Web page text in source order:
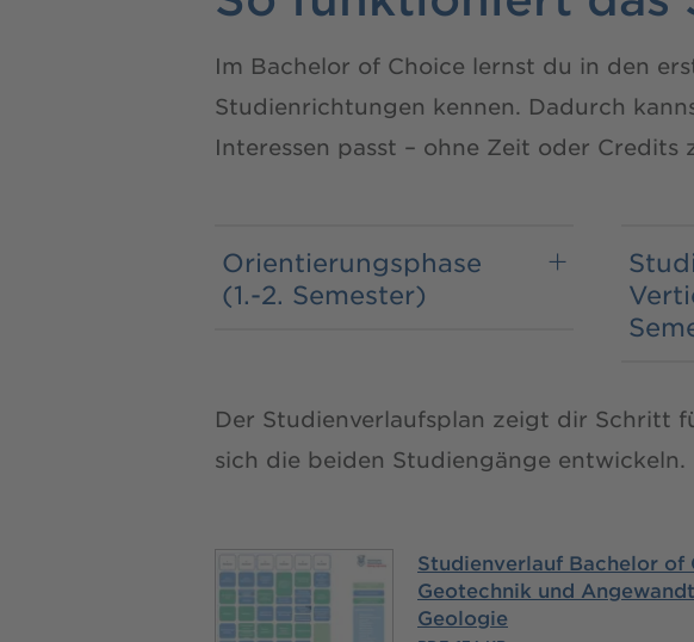
Im Bachelor of Choice lernst du in den
Studienrichtungen kennen. Dadurch
Interessen passt – ohne Zeit oder Credits
Orientierungsphase
(1.-2. Semester)
Der Studienverlaufsplan zeigt dir Schritt
sich die beiden Studiengänge entwickeln.
Studienverlauf Bachelor of
Geotechnik und
Geologie